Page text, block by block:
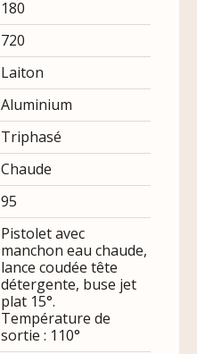
180
720
Laiton
Aluminium
Triphasé
Chaude
95
Pistolet avec
manchon eau chaude,
lance coudée tête
détergente, buse jet
plat 15°.
Température de
sortie : 110°